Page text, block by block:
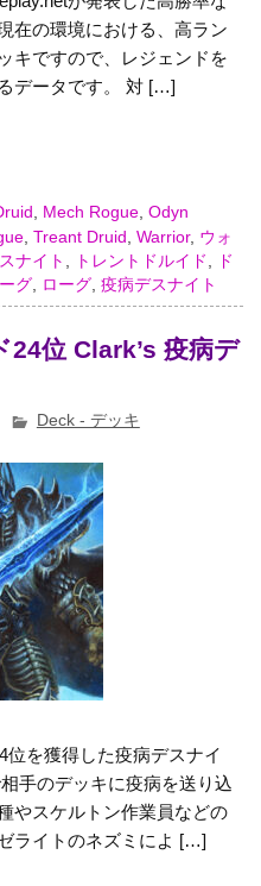
在の環境における、高ラン
キですので、レジェンドを
データです。 対 […]
, Mech Rogue,Odyn
,Treant Druid ,Warrior, ウォ
ナイト トレントドルイド
ド
グ ローグ ,疫病デスナイト
位 Clark’s 疫病デ
Deck - デッキ
を獲得した疫病デスナイ
手のデッキに疫病を送り込
やスケルトン作業員などの
ライトのネズミによ […]